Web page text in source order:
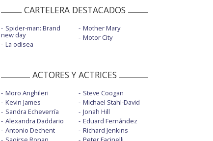
CARTELERA DESTACADOS
Spider-man: Brand
new day
La odisea
Mother Mary
Motor City
ACTORES Y ACTRICES
Moro Anghileri
Kevin James
Sandra Echeverría
Alexandra Daddario
Antonio Dechent
Steve Coogan
Michael Stahl-David
Jonah Hill
Eduard Fernández
Richard Jenkins